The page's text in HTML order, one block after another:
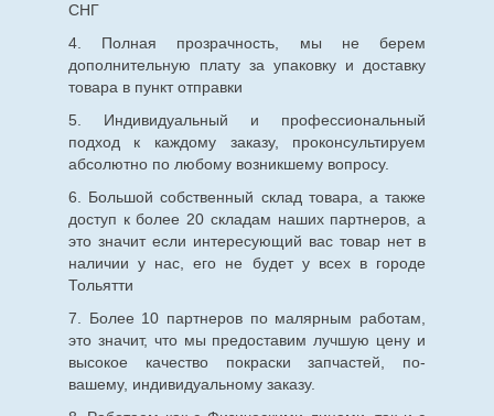
СНГ
4. Полная прозрачность, мы не берем
дополнительную плату за упаковку и доставку
товара в пункт отправки
5. Индивидуальный и профессиональный
подход к каждому заказу, проконсультируем
абсолютно по любому возникшему вопросу.
6. Большой собственный склад товара, а также
доступ к более 20 складам наших партнеров, а
это значит если интересующий вас товар нет в
наличии у нас, его не будет у всех в городе
Тольятти
7. Более 10 партнеров по малярным работам,
это значит, что мы предоставим лучшую цену и
высокое качество покраски запчастей, по-
вашему, индивидуальному заказу.